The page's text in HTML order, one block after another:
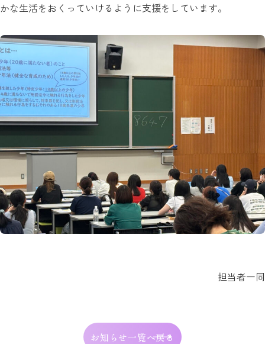
かな生活をおくっていけるように支援をしています。
担当者一同
お知らせ一覧へ戻る